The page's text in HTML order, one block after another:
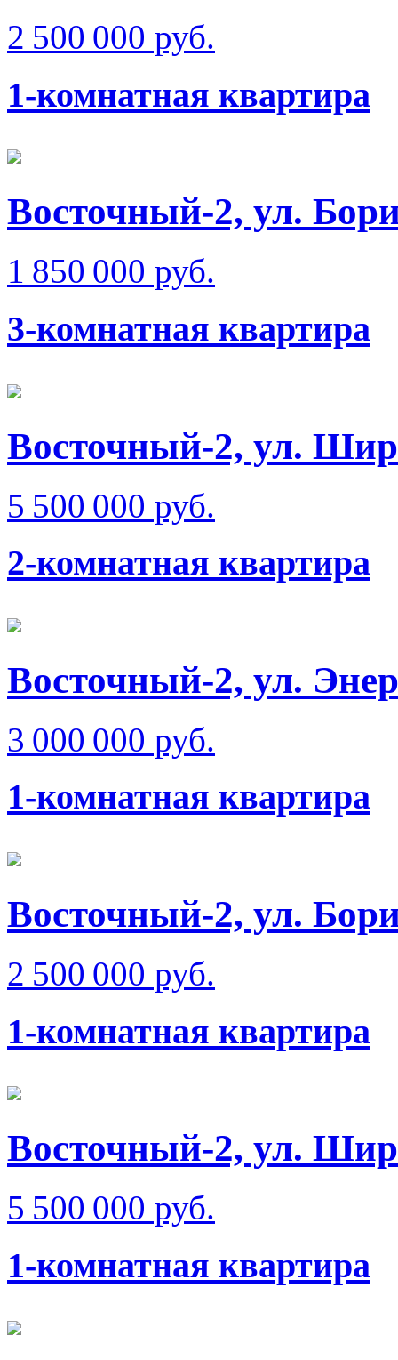
2 500 000 руб.
1-комнатная квартира
Восточный-2, ул.
1 850 000 руб.
3-комнатная квартира
Восточный-2, ул.
5 500 000 руб.
2-комнатная квартира
Восточный-2, ул.
3 000 000 руб.
1-комнатная квартира
Восточный-2, ул.
2 500 000 руб.
1-комнатная квартира
Восточный-2, ул.
5 500 000 руб.
1-комнатная квартира